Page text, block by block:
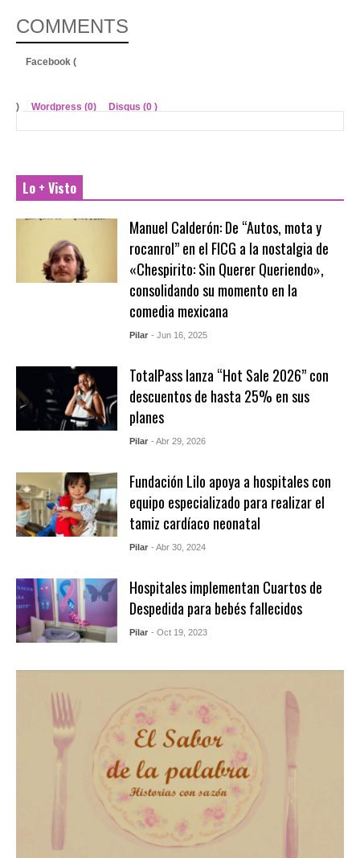
COMMENTS
Facebook (
) Wordpress (0) Disqus (0 )
Lo + Visto
Manuel Calderón: De “Autos, mota y
rocanrol” en el FICG a la nostalgia de
«Chespirito: Sin Querer Queriendo»,
consolidando su momento en la
comedia mexicana
Pilar - Jun 16, 2025
TotalPass lanza “Hot Sale 2026” con
descuentos de hasta 25% en sus
planes
Pilar - Abr 29, 2026
Fundación Lilo apoya a hospitales con
equipo especializado para realizar el
tamiz cardíaco neonatal
Pilar - Abr 30, 2024
Hospitales implementan Cuartos de
Despedida para bebés fallecidos
Pilar - Oct 19, 2023